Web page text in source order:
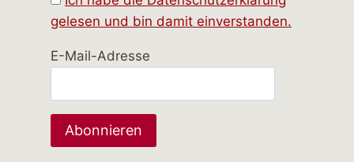
gelesen und bin damit einverstanden.
E-Mail-Adresse